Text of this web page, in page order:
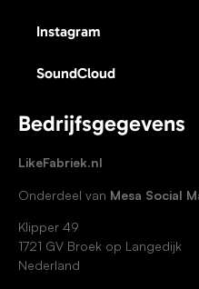
Instagram
SoundCloud
Bedrijfsgegevens
LikeFabriek.nl
Onderdeel van Mesa Social
Klipper 49
1721 GV Broek op Langedijk
Nederland